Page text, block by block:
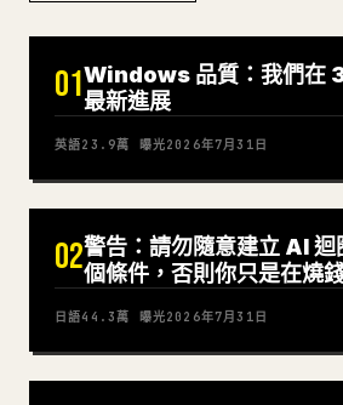
01Windows 品質：我們在
最新進展
英語23.9萬 曝光2026年7月31日
02警告：請勿隨意建立 AI
個條件，否則你只是在燒
日語44.3萬 曝光2026年7月31日